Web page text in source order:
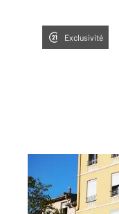
Exclusivité
ROANNE 42
110 m
, 4 pièces
Ref : 5992